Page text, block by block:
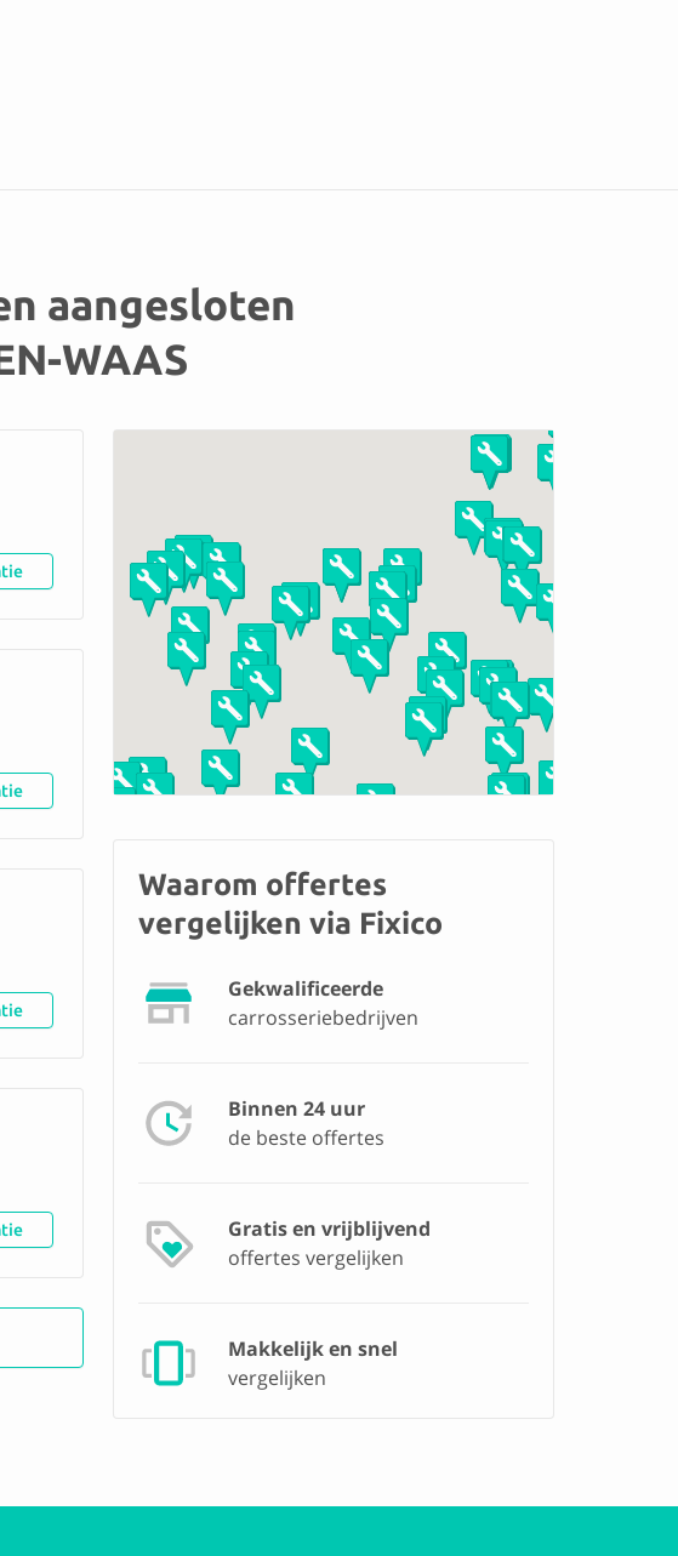
aangesloten
WAAS
Waarom offertes
vergelijken via Fixico
Gekwalificeerde
carrosseriebedrijven
Binnen 24 uur
de beste offertes
Gratis en vrijblijvend
offertes vergelijken
Makkelijk en snel
vergelijken